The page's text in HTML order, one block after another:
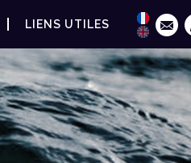
LIENS UTILES